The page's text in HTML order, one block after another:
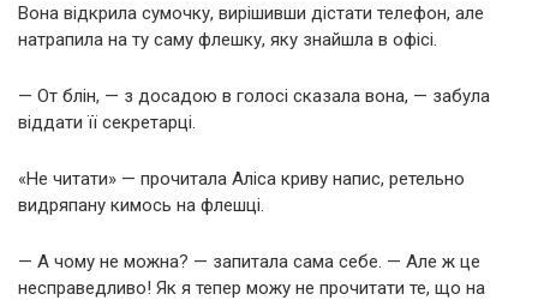
Вона відкрила сумочку, вирішивши дістати телефон, але
натрапила на ту саму флешку, яку знайшла в офісі.
— От блін, — з досадою в голосі сказала вона, — забула
віддати її секретарці.
«Не читати» — прочитала Аліса криву напис, ретельно
видряпану кимось на флешці.
— А чому не можна? — запитала сама себе. — Але ж це
несправедливо! Як я тепер можу не прочитати те, що на